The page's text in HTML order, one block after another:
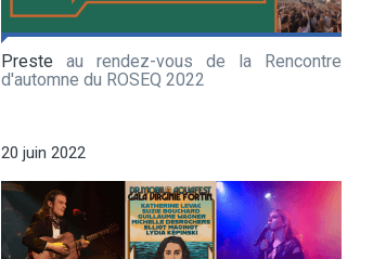
Preste au rendez-vous de la Rencontre
d'automne du ROSEQ 2022
20 juin 2022